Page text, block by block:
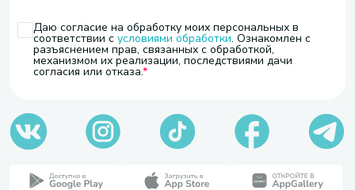
Даю согласие на обработку моих персональных в
соответствии с условиями обработки. Ознакомлен с
разъяснением прав, связанных с обработкой,
механизмом их реализации, последствиями дачи
согласия или отказа.